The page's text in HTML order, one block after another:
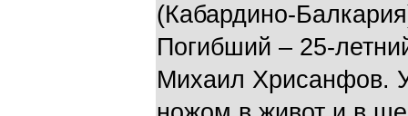
(Кабардино-
Погибший – 25-
Михаил Хрисанфов.